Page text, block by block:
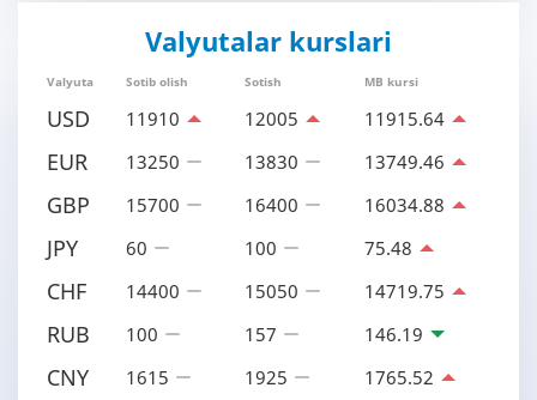
Valyutalar kurslari
Valyuta Sotib olish Sotish MB kursi
USD 11910 12005 11915.64
EUR 13250 13830 13749.46
GBP 15700 16400 16034.88
JPY 60 100 75.48
CHF 14400 15050 14719.75
RUB 100 157 146.19
CNY 1615 1925 1765.52